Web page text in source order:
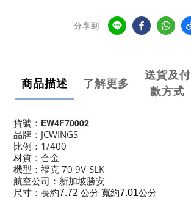
分享到
商品描述 了解更多
送貨及付
款方式
貨號： EW4F70002
品牌：JCWINGS
比例：1/400
材質：合金
機型：福克 70 9V-SLK
航空公司： 新加坡勝安
尺寸：長約7.72 公分 寬約7.01公分